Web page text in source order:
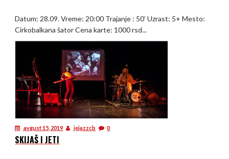
Datum: 28.09. Vreme: 20:00 Trajanje : 50’ Uzrast: 5+ Mesto:
Cirkobalkana šator Cena karte: 1000 rsd...
avgust 15, 2019 jejazzcb 0
SKIJAŠ I JETI